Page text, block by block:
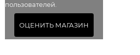
пользователей.
ОЦЕНИТЬ МАГАЗИН